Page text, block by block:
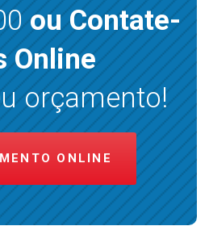
ou Contate-
Online
orçamento!
ONLINE